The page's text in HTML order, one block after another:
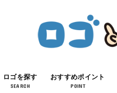
ロゴを探す
SEARCH
おすすめポイント
POINT